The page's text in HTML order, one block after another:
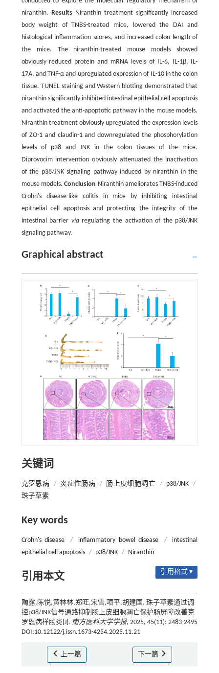
niranthin. ResultsNiranthin treatment significantly increased
body weight of TNBS-treated mice, lowered the DAI and
histological inflammation scores, and increased colon length of
the mice. The niranthin-treated mouse models showed
obviously reduced protein and mRNA levels of IL-6, IL-1β, IL-
17A, and TNF-α and upregulated expression of IL-10 in the colon
tissue. TUNEL staining and Western blotting demonstrated that
niranthin significantly inhibited intestinal epithelial cell apoptosis
and activated the anti-apoptotic pathway in the mouse models.
Niranthin treatment obviously upregulated the expression levels
of ZO-1 and claudin-1 and downregulated the phosphorylation
levels of p38 and JNK in the colon tissues of the mice.
Diprovocim intervention obviously attenuated the inactivation
of the p38/JNK signaling pathway induced by niranthin in the
mouse models.Conclusion Niranthin ameliorates TNBS-induced
Crohn's disease-like colitis in mice by inhibiting intestinal
epithelial cell apoptosis and protecting the integrity of the
intestinal barrier viaregulating the activation of the p38/JNK
signaling pathway.
Graphical abstract
关键词
克罗恩病 / 炎症性肠病 / 肠上皮细胞凋亡 / p38/JNK /
珠子草素
Key words
Crohn's disease / inflammatory bowel disease /
intestinal
epithelial cell apoptosis / p38/JNK / Niranthin
引用本文 引用格式 ▾
陶露,陈悦,黄林林,郑旺,宋雪,项平,胡建国. 珠子草素通过调
控p38/JNK信号通路抑制肠上皮细胞凋亡保护肠屏障改善克
罗恩病样肠炎[J]. 南方医科大学学报, 2025, 45(11): 2483-2495
DOI:10.12122/j.issn.1673-4254.2025.11.21
上一篇 下一篇